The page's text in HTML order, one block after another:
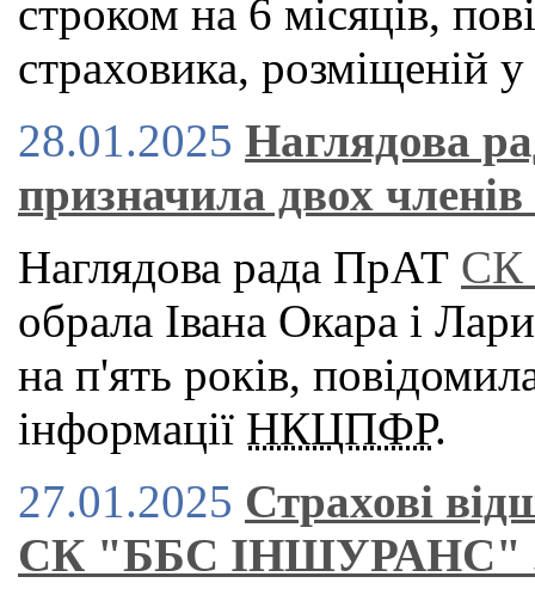
строком на 6 місяців,
страховика, розміщеній
28.01.2025 Наглядова
призначила двох
Наглядова рада ПрАТ СК
обрала Івана Окара і
на п'ять років,
інформації НКЦПФР.
27.01.2025 Страхові
СК "ББС ІНШУРАНС" за